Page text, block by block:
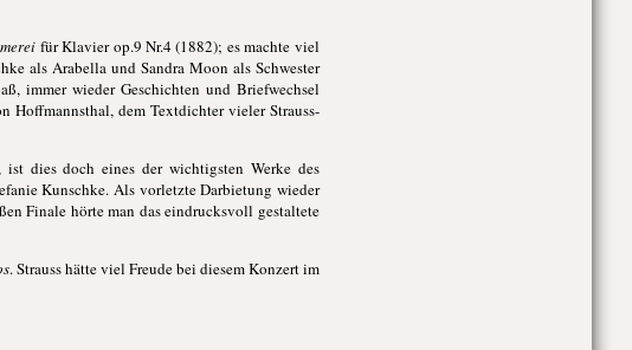
für Klavier op.9 Nr.4 (1882); es machte viel
als Arabella und Sandra Moon als Schwester
immer wieder Geschichten und Briefwechsel
Hoffmannsthal, dem Textdichter vieler Strauss-
dies doch eines der wichtigsten Werke des
Kunschke. Als vorletzte Darbietung wieder
Finale hörte man das eindrucksvoll gestaltete
. Strauss hätte viel Freude bei diesem Konzert im